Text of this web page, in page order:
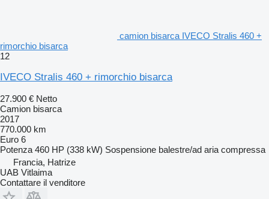
camion bisarca IVECO Stralis 460 +
rimorchio bisarca
12
IVECO Stralis 460 + rimorchio bisarca
27.900 € Netto
Camion bisarca
2017
770.000 km
Euro 6
Potenza 460 HP (338 kW) Sospensione balestre/ad aria compressa
Francia, Hatrize
UAB Vitlaima
Contattare il venditore